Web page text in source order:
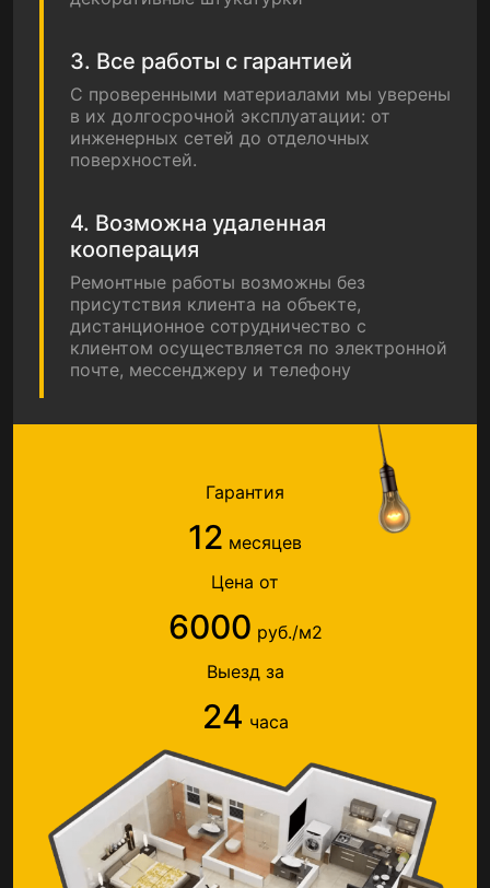
3. Все работы с гарантией
С проверенными материалами мы уверены
в их долгосрочной эксплуатации: от
инженерных сетей до отделочных
поверхностей.
4. Возможна удаленная
кооперация
Ремонтные работы возможны без
присутствия клиента на объекте,
дистанционное сотрудничество с
клиентом осуществляется по электронной
почте, мессенджеру и телефону
Гарантия
12 месяцев
Цена от
6000 руб./м2
Выезд за
24 часа